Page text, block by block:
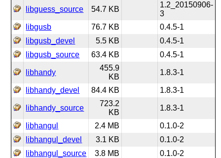
libguess_source 54.7 KB
1.2_20150906-
3
libgusb
76.7 KB
0.4.5-1
libgusb_devel
5.5 KB
0.4.5-1
libgusb_source
63.4 KB 0.4.5-1
libhandy
455.9
KB
1.8.3-1
libhandy_devel 84.4 KB 1.8.3-1
libhandy_source
723.2
KB
1.8.3-1
libhangul 2.4 MB
0.1.0-2
libhangul_devel
3.1 KB
0.1.0-2
libhangul_source
3.8 MB 0.1.0-2